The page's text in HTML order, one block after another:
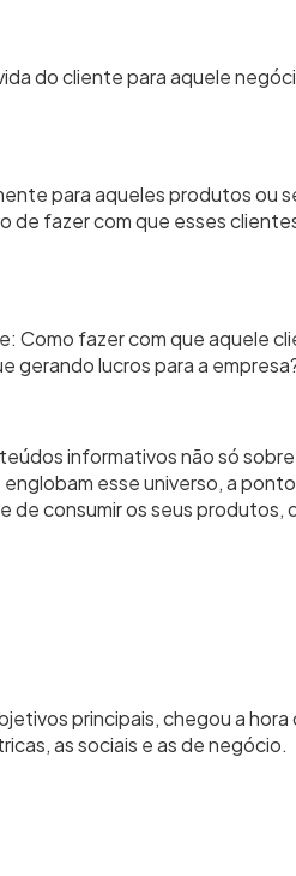
do cliente para aquele
para aqueles produtos ou
de fazer com que esses
Como fazer com que aquele
gerando lucros para a
informativos não só
esse universo, a
de consumir os seus produtos,
principais, chegou a
as sociais e as de negócio.